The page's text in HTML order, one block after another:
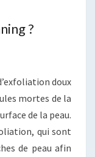
?
doux
mortes de la
de la peau.
qui sont
de peau afin